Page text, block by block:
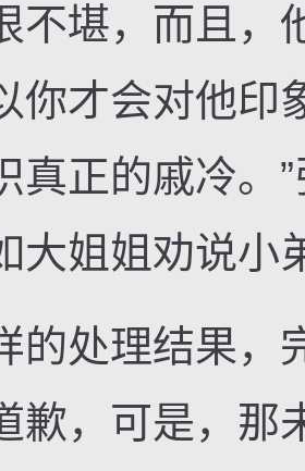
不堪，而且，
你才会对他印
真正的戚冷。
大姐姐劝说小
处理结果，
歉，可是，那